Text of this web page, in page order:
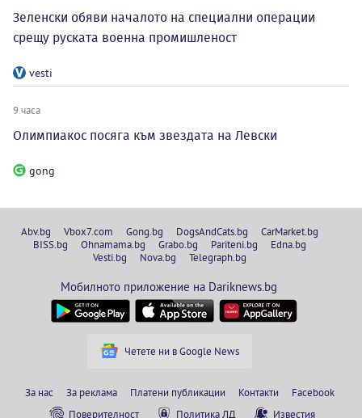
Зеленски обяви началото на специални операции
срещу руската военна промишленост
vesti
9 часа
Олимпиакос посяга към звездата на Левски
gong
Abv.bg Vbox7.com Gong.bg DogsAndCats.bg
CarMarket.bg
BISS.bg
Ohnamama.bg Grabo.bg Pariteni.bg
Edna.bg
Vesti.bg
Nova.bg Telegraph.bg
Мобилното приложение на Dariknews.bg
Четете ни в Google News
За нас За реклама Платени публикации Контакти
Facebook
Поверителност
Политика ЛД Известия